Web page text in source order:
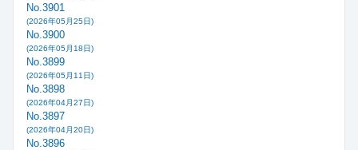
No.3901
(2026年05月25日)
No.3900
(2026年05月18日)
No.3899
(2026年05月11日)
No.3898
(2026年04月27日)
No.3897
(2026年04月20日)
No.3896